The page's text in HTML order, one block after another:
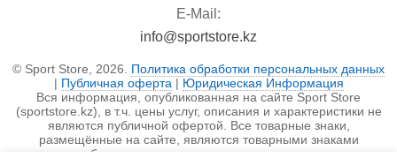
E-Mail:
info@sportstore.kz
© Sport Store, 2026. Политика обработки персональных данных
| Публичная оферта | Юридическая Информация
Вся информация, опубликованная на сайте Sport Store
(sportstore.kz), в т.ч. цены услуг, описания и характеристики не
являются публичной офертой. Все товарные знаки,
размещённые на сайте, являются товарными знаками
правообладателя и используются исключительно в